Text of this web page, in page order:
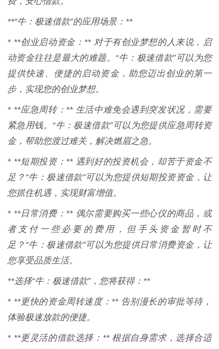
**“牛：极速借款”的应用场景：**
* **创业启动资金：** 对于有创业梦想的人来说，启
动资金往往是最大的难题。“牛：极速借款”可以为您
提供快速、便捷的启动资金，助您迈出创业的第一
步，实现您的创业梦想。
* **应急周转：** 生活中难免会遇到突发状况，需要
紧急用钱。“牛：极速借款”可以为您提供应急周转资
金，帮助您渡过难关，解决燃眉之急。
* **短期投资：** 遇到好的投资机会，却苦于资金不
足？“牛：极速借款”可以为您提供短期投资资金，让
您抓住机遇，实现财富增值。
* **日常消费：** 偶尔需要购买一些心仪的商品，或
者支付一些必要的费用，但手头资金暂时不
足？“牛：极速借款”可以为您提供日常消费资金，让
您享受品质生活。
**选择“牛：极速借款”，您将获得：**
* **更快的资金周转速度：** 告别漫长的审批等待，
体验极速放款的便捷。
* **更灵活的借款选择：** 根据自身需求，选择合适